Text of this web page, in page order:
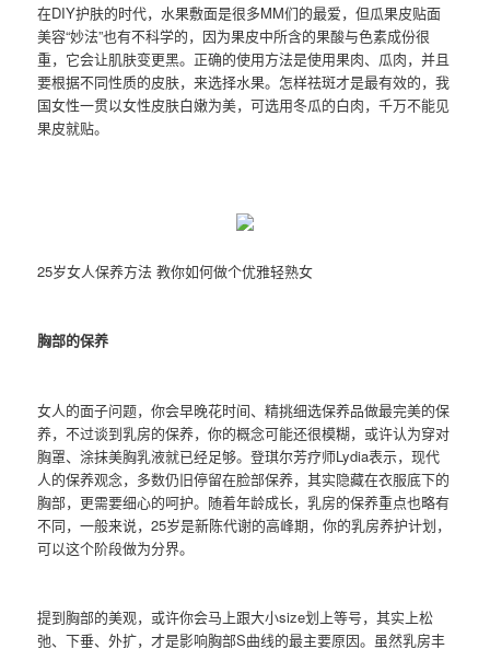
在DIY护肤的时代，水果敷面是很多MM们的最爱，但瓜果皮贴面
美容“妙法”也有不科学的，因为果皮中所含的果酸与色素成份很
重，它会让肌肤变更黑。正确的使用方法是使用果肉、瓜肉，并且
要根据不同性质的皮肤，来选择水果。怎样祛斑才是最有效的，我
国女性一贯以女性皮肤白嫩为美，可选用冬瓜的白肉，千万不能见
果皮就贴。
25岁女人保养方法 教你如何做个优雅轻熟女
胸部的保养
女人的面子问题，你会早晚花时间、精挑细选保养品做最完美的保
养，不过谈到乳房的保养，你的概念可能还很模糊，或许认为穿对
胸罩、涂抹美胸乳液就已经足够。登琪尔芳疗师Lydia表示，现代
人的保养观念，多数仍旧停留在脸部保养，其实隐藏在衣服底下的
胸部，更需要细心的呵护。随着年龄成长，乳房的保养重点也略有
不同，一般来说，25岁是新陈代谢的高峰期，你的乳房养护计划，
可以这个阶段做为分界。
提到胸部的美观，或许你会马上跟大小size划上等号，其实上松
弛、下垂、外扩，才是影响胸部S曲线的最主要原因。虽然乳房丰